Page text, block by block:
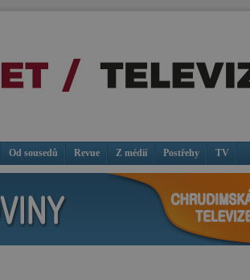
Od sousedů Revue Z médií Postřehy TV